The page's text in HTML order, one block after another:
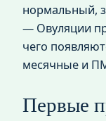
нормальный,
— Овуляции
чего
месячные и
Первые